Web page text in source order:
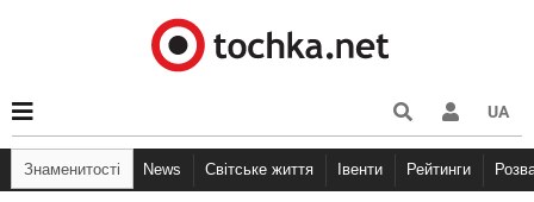
UA
Знаменитості News Світське життя Івенти Рейтинги